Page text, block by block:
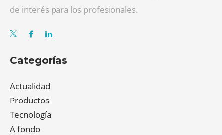
de interés para los profesionales.
Categorías
Actualidad
Productos
Tecnología
A fondo